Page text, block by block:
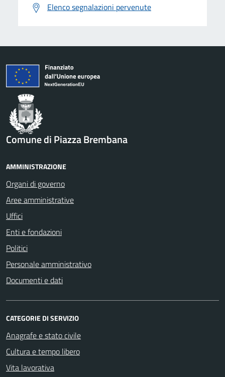
Elenco segnalazioni pervenute
Comune di Piazza Brembana
AMMINISTRAZIONE
Organi di governo
Aree amministrative
Uffici
Enti e fondazioni
Politici
Personale amministrativo
Documenti e dati
CATEGORIE DI SERVIZIO
Anagrafe e stato civile
Cultura e tempo libero
Vita lavorativa